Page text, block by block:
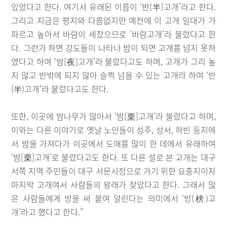
있었다고 한다. 여기서 유래된 이름이 ‘반(半)고개’라고 한다.
그리고 지금은 평지와 다름없지만 예전에 이 고개 일대가 가
파르고 높아서 바람이 세찼으므로 ‘바람고개’라 불렀다고 한
다. 그런가 하면 강도들이 나타나 밤이 되면 고개를 넘지 못하
였다고 하여 ‘밤[夜]고개’라 불렀다고도 하며, 고개가 그리 높
지 않고 반밖에 되지 않아 슬쩍 넘을 수 있는 고개라 하여 ‘반
(半)고개’라 불렀다고도 한다.
또한, 이곳에 밤나무가 많아서 ‘밤[栗]고개’라 불렀다고 하며,
이와는 다른 이야기로 옛날 노인들이 성주, 성서, 하빈 등지에
서 밤을 가져다가 이곳에서 도매를 많이 한 데에서 유래하여
‘밤[栗]고개’로 불렀다고도 한다. 또 다른 설로 본 고개는 대구
서쪽 지역 주민들이 대구 서문시장으로 가기 위한 요충지이자
마지막 고개여서 사람들의 왕래가 잦았다고 한다. 그래서 많
은 사람들에게 방을 써 붙여 알린다는 의미에서 ‘방(榜)고
개’라고 했다고 한다.”